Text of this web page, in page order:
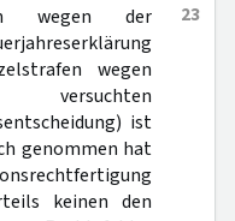
23
wegen der
wegen
versuchten
ist
genommen hat
keinen den